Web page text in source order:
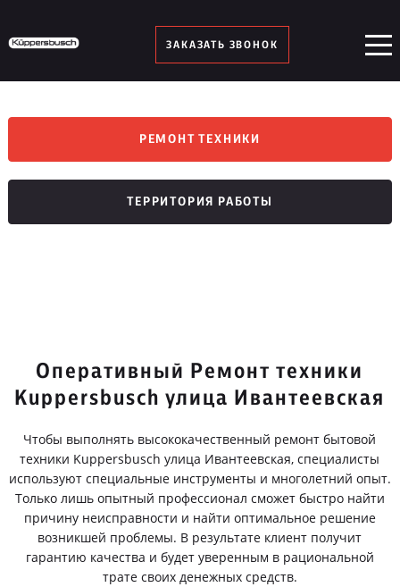
ЗАКАЗАТЬ ЗВОНОК
РЕМОНТ ТЕХНИКИ
ТЕРРИТОРИЯ РАБОТЫ
Оперативный Ремонт техники
Kuppersbusch улица Ивантеевская
Чтобы выполнять высококачественный ремонт бытовой
техники Kuppersbusch улица Ивантеевская, специалисты
используют специальные инструменты и многолетний опыт.
Только лишь опытный профессионал сможет быстро найти
причину неисправности и найти оптимальное решение
возникшей проблемы. В результате клиент получит
гарантию качества и будет уверенным в рациональной
трате своих денежных средств.